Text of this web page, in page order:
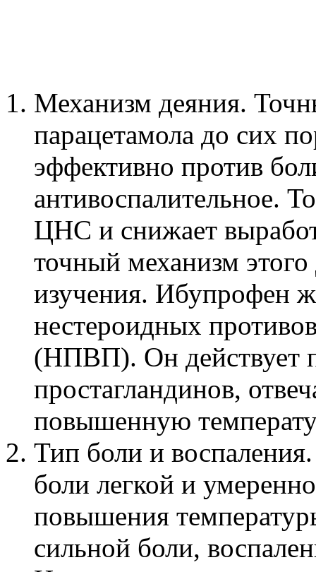
Механизм деяния.
парацетамола до сих
эффективно против
антивоспалительное.
ЦНС и снижает
точный механизм
изучения. Ибупрофен
нестероидных
(НПВП). Он действует
простагландинов,
повышенную
Тип боли и
боли легкой и
повышения
сильной боли,